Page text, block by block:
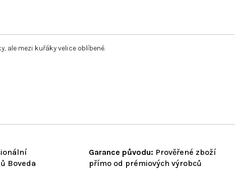
Boveda
Garance původu: Prověřené zboží
přímo od prémiových výrobců
ale mezi kuřáky velice oblíbené.